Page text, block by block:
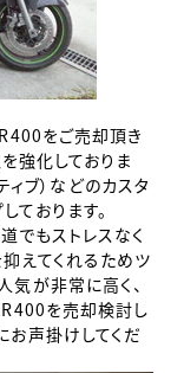
をご売却頂き
強化しておりま
ブ）などのカスタ
ております。
でもストレスなく
えてくれるためツ
気が非常に高く、
を売却検討し
お声掛けしてくだ